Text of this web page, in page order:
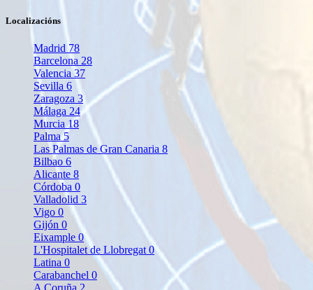
Localizacións
Madrid 78
Barcelona 28
Valencia 37
Sevilla 6
Zaragoza 3
Málaga 24
Murcia 18
Palma5
Las Palmas de Gran Canaria 8
Bilbao 6
Alicante 8
Córdoba 0
Valladolid 3
Vigo 0
Gijón 0
Eixample 0
L'Hospitalet de Llobregat 0
Latina 0
Carabanchel 0
A Coruña 2